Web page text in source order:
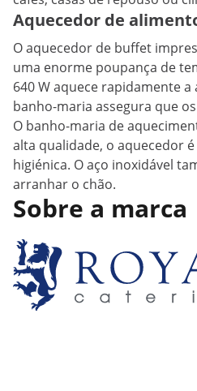
Aquecedor de
O aquecedor de buffet
uma enorme poupança de
640 W aquece rapidamente
banho-maria assegura que
O banho-maria de
alta qualidade, o aquecedor
higiénica. O aço inoxidável
arranhar o chão.
Sobre a marca